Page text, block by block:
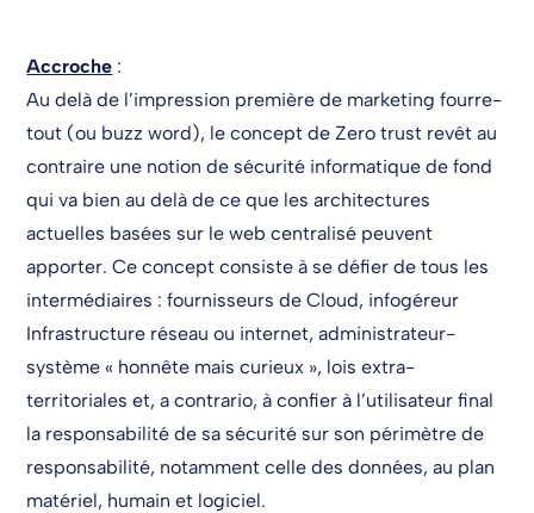
Accroche :
Au delà de l’impression première de marketing fourre-
tout (ou buzz word), le concept de Zero trust revêt au
contraire une notion de sécurité informatique de fond
qui va bien au delà de ce que les architectures
actuelles basées sur le web centralisé peuvent
apporter. Ce concept consiste à se défier de tous les
intermédiaires : fournisseurs de Cloud, infogéreur
Infrastructure réseau ou internet, administrateur-
système « honnête mais curieux », lois extra-
territoriales et, a contrario, à confier à l’utilisateur final
la responsabilité de sa sécurité sur son périmètre de
responsabilité, notamment celle des données, au plan
matériel, humain et logiciel.